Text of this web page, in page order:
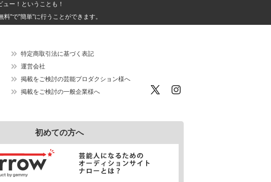
ー！ということも！
"で"簡単"に行うことができます。
特定商取引法に基づく表記
運営会社
掲載をご検討の芸能プロダクション様へ
掲載をご検討の一般企業様へ
初めての方へ